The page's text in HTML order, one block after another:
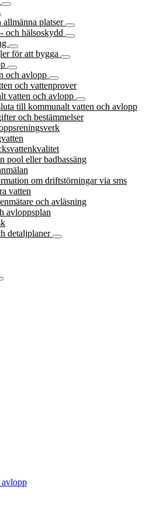
platser
och hälsoskydd
för att bygga
och avlopp
och vattenprover
vatten och avlopp
till kommunalt vatten och avlopp
och bestämmelser
pool eller badbassäng
om driftstörningar via sms
vatten
och avläsning
avloppsplan
detaljplaner